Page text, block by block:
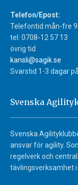
Telefon/Epost:
Telefontid mån-fre
tel: 0708-12 57 13
övrig tid
kansli@sagik.se
Svarstid 1-3 dagar
Svenska
Svenska
ansvar för agility.
regelverk och
tävlingsverksamhet